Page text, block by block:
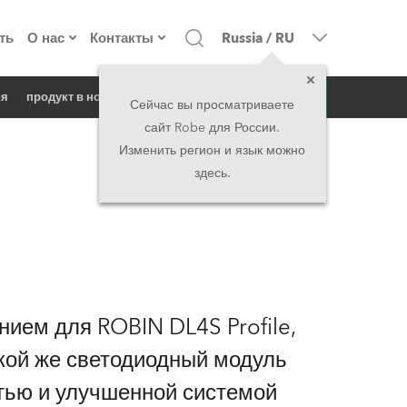
О нас
о компании
Сделано в Европе
юридическая информация
Контакты
Головной офис
Головной офис
Asia and Pacific
UK and Ireland
Russia / RU
Сейчас вы просматриваете
сайт Robe для России.
Изменить регион и язык можно
здесь.
продукт в новостях
для ROBIN DL4S Profile,
же светодиодный модуль
и улучшенной системой